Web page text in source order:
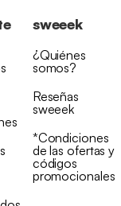
sweeek
¿Quiénes
somos?
Reseñas
sweeek
*Condiciones
de las ofertas y
códigos
promocionales